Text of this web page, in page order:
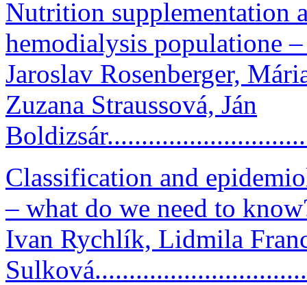
Nutrition supplementation
hemodialysis populatione
Jaroslav Rosenberger,
Zuzana Straussová, Ján
Classification and
– what do we need to
Ivan Rychlík, Lidmila